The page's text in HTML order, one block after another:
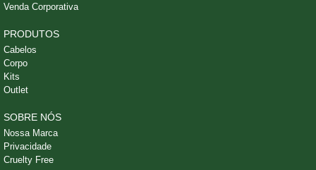
Venda Corporativa
PRODUTOS
Cabelos
Corpo
Kits
Outlet
SOBRE NÓS
Nossa Marca
Privacidade
Cruelty Free